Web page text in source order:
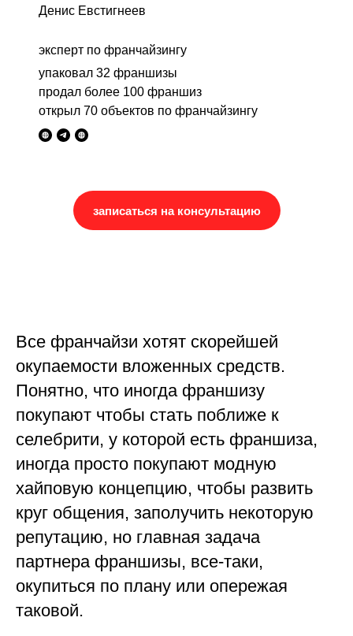
Денис Евстигнеев
эксперт по франчайзингу
упаковал 32 франшизы
продал более 100 франшиз
открыл 70 объектов по франчайзингу
записаться на консультацию
Все франчайзи хотят скорейшей
окупаемости вложенных средств.
Понятно, что иногда франшизу
покупают чтобы стать поближе к
селебрити, у которой есть франшиза,
иногда просто покупают модную
хайповую концепцию, чтобы развить
круг общения, заполучить некоторую
репутацию, но главная задача
партнера франшизы, все-таки,
окупиться по плану или опережая
таковой.